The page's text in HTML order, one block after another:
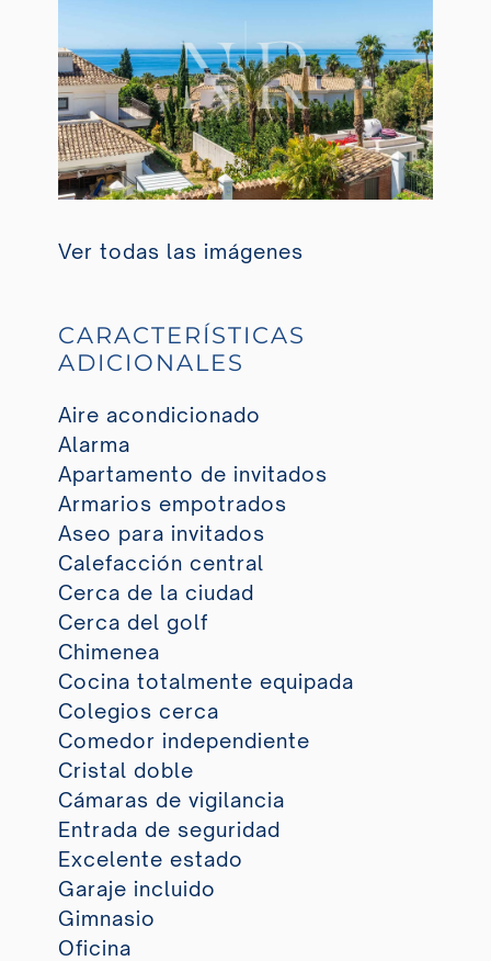
Ver todas las imágenes
CARACTERÍSTICAS
ADICIONALES
Aire acondicionado
Alarma
Apartamento de invitados
Armarios empotrados
Aseo para invitados
Calefacción central
Cerca de la ciudad
Cerca del golf
Chimenea
Cocina totalmente equipada
Colegios cerca
Comedor independiente
Cristal doble
Cámaras de vigilancia
Entrada de seguridad
Excelente estado
Garaje incluido
Gimnasio
Oficina